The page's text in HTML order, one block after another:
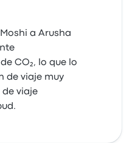
a Arusha
CO₂, lo que lo
de viaje muy
de viaje